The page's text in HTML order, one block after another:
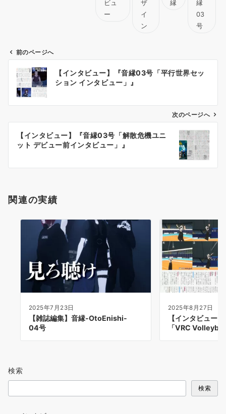
ビュ
ー
ザ
イ
ン
縁
縁
03
号
ビ
ン
前のページへ
【インタビュー】『音縁03号「平行世界セッ
ション インタビュー」』
次のページへ
【インタビュー】『音縁03号「解散危機ユニ
ット デビュー前インタビュー」』
関連の実績
2025年7月23日
【雑誌編集】音縁-OtoEnishi-
04号
2025年8月27日
【インタビュー
「VRC
検索
検索